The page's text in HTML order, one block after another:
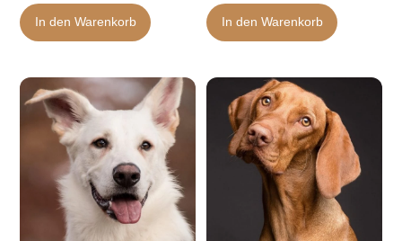
In den Warenkorb In den Warenkorb